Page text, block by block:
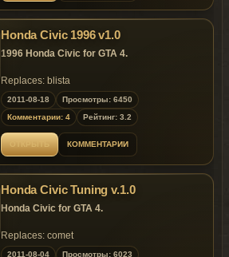
Honda Civic 1996 v1.0
1996 Honda Civic for GTA 4.
Replaces: blista
2011-08-18
Просмотры: 6450
Комментарии: 4
Рейтинг: 3.2
ОТКРЫТЬ КОММЕНТАРИИ
Honda Civic Tuning v.1.0
Honda Civic for GTA 4.
Replaces: comet
2011-08-04
Просмотры: 6023